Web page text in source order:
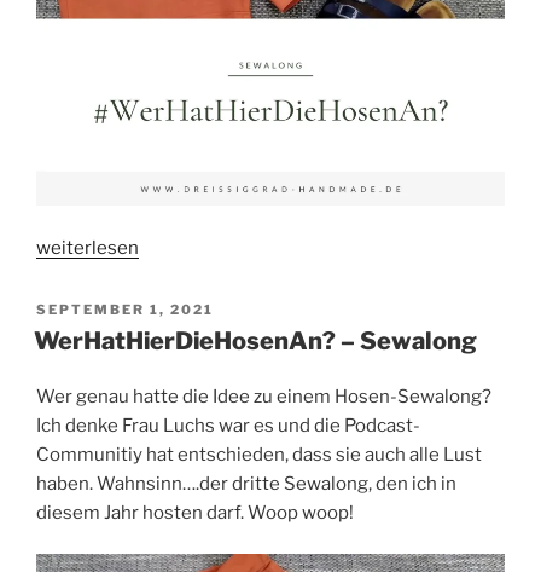
„
hat
hier
Hosen
an?
–
Sewalong:
FINALE “
weiterlesen
VERÖFFENTLICHT
AM
SEPTEMBER 1, 2021
WerHatHierDieHosenAn? – Sewalong
Wer genau hatte die Idee zu einem Hosen-Sewalong?
Ich denke Frau Luchs war es und die Podcast-
Communitiy hat entschieden, dass sie auch alle Lust
haben. Wahnsinn….der dritte Sewalong, den ich in
diesem Jahr hosten darf. Woop woop!